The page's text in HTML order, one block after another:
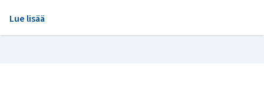
Lue lisää